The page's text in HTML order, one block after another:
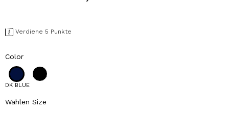
Verdiene 5 Punkte
Color
DK BLUE
Wählen Size